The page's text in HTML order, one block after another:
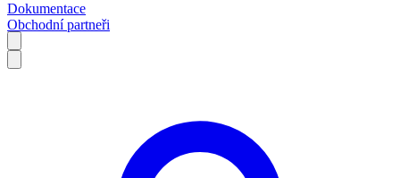
Dokumentace
Obchodní partneři